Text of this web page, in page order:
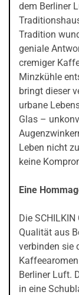
dem Berliner
Tradition
geniale
cremiger
Minzkühle
bringt dieser
urbane
Glas –
Leben nicht
keine
Eine
Die
Qualität aus
verbinden sie
Berliner Luft.
in eine